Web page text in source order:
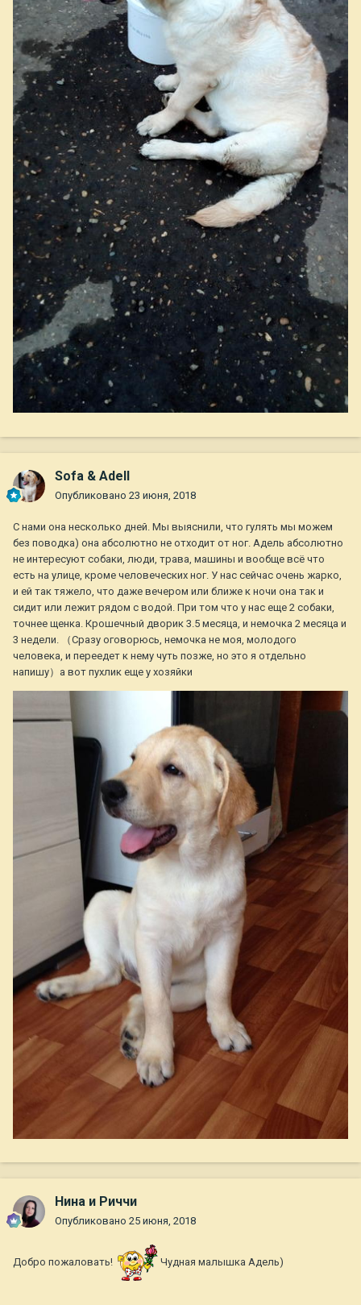
Sofa & Adell
Опубликовано 23 июня, 2018
С нами она несколько дней. Мы выяснили, что гулять мы можем
без поводка) она абсолютно не отходит от ног. Адель абсолютно
не интересуют собаки, люди, трава, машины и вообще всё что
есть на улице, кроме человеческих ног. У нас сейчас очень жарко,
и ей так тяжело, что даже вечером или ближе к ночи она так и
сидит или лежит рядом с водой. При том что у нас еще 2 собаки,
точнее щенка. Крошечный дворик 3.5 месяца, и немочка 2 месяца и
3 недели. （Сразу оговорюсь, немочка не моя, молодого
человека, и переедет к нему чуть позже, но это я отдельно
напишу）а вот пухлик еще у хозяйки
Нина и Риччи
Опубликовано 25 июня, 2018
Добро пожаловать! Чудная малышка Адель)